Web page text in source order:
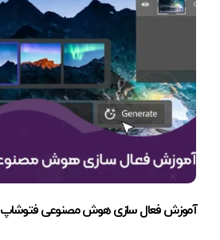
آموزش فعال سازی هوش مصنوعی فتوشاپ